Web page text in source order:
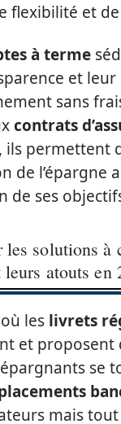
flexibilité et
à terme
et leur
sans
contrats
, ils permettent
de l’épargne
de ses
les solutions à
atouts en
les livrets
et proposent
se
mais tout